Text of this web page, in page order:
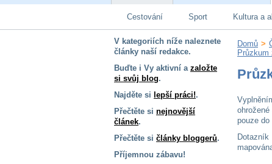
Cestování Sport Kultura a
V kategoriích níže naleznete
články naší redakce.
Buďte i Vy aktivní a založte
si svůj blog.
Najděte si lepší práci!.
Přečtěte si nejnovější
článek.
Přečtěte si články bloggerů.
Příjemnou zábavu!
Domů >
Průzkum
pouze